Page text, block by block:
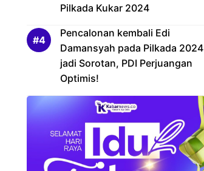
Pilkada Kukar 2024
Pencalonan kembali Edi
Damansyah pada Pilkada 2024
jadi Sorotan, PDI Perjuangan
Optimis!